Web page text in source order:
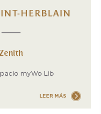
HERBLAIN
myWo Lib
LEER MÁS